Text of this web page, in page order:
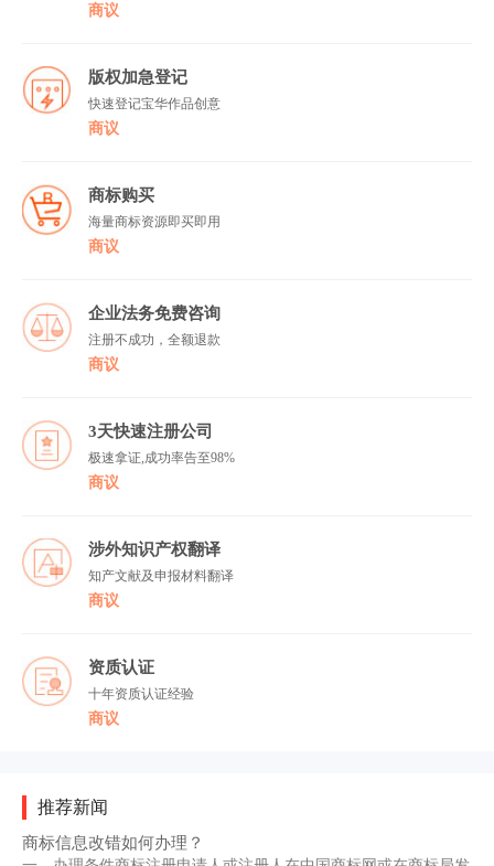
商议
版权加急登记
快速登记宝华作品创意
商议
商标购买
海量商标资源即买即用
商议
企业法务免费咨询
注册不成功，全额退款
商议
3天快速注册公司
极速拿证,成功率告至98%
商议
涉外知识产权翻译
知产文献及申报材料翻译
商议
资质认证
十年资质认证经验
商议
推荐新闻
商标信息改错如何办理？